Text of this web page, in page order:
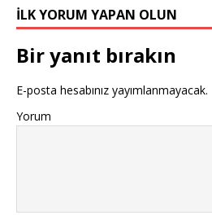
İLK YORUM YAPAN OLUN
Bir yanıt bırakın
E-posta hesabınız yayımlanmayacak.
Yorum